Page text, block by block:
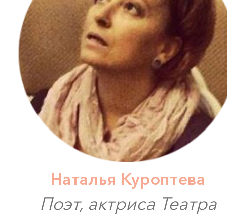
Наталья Куроптева
Поэт, актриса Театра